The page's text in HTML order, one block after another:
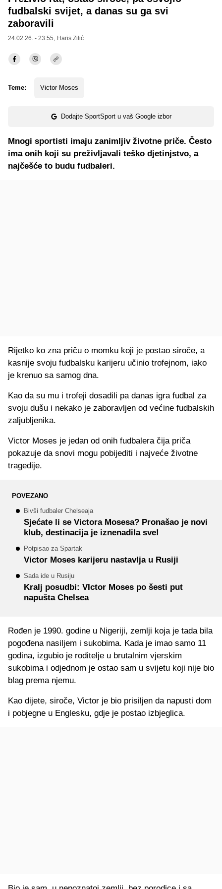
fudbalski svijet, a danas su ga svi
zaboravili
24.02.26. - 23:55, Haris Zilić
Teme: Victor Moses
Dodajte SportSport u vaš Google izbor
Mnogi sportisti imaju zanimljiv životne priče. Često
ima onih koji su preživljavali teško djetinjstvo, a
najčešće to budu fudbaleri.
Rijetko ko zna priču o momku koji je postao siroče, a
kasnije svoju fudbalsku karijeru učinio trofejnom, iako
je krenuo sa samog dna.
Kao da su mu i trofeji dosadili pa danas igra fudbal za
svoju dušu i nekako je zaboravljen od većine fudbalskih
zaljubljenika.
Victor Moses je jedan od onih fudbalera čija priča
pokazuje da snovi mogu pobijediti i najveće životne
tragedije.
POVEZANO
Bivši fudbaler Chelseaja
Sjećate li se Victora Mosesa? Pronašao je novi
klub, destinacija je iznenadila sve!
Potpisao za Spartak
Victor Moses karijeru nastavlja u Rusiji
Sada ide u Rusiju
Kralj posudbi: VIctor Moses po šesti put
napušta Chelsea
Rođen je 1990. godine u Nigeriji, zemlji koja je tada bila
pogođena nasiljem i sukobima. Kada je imao samo 11
godina, izgubio je roditelje u brutalnim vjerskim
sukobima i odjednom je ostao sam u svijetu koji nije bio
blag prema njemu.
Kao dijete, siroče, Victor je bio prisiljen da napusti dom
i pobjegne u Englesku, gdje je postao izbjeglica.